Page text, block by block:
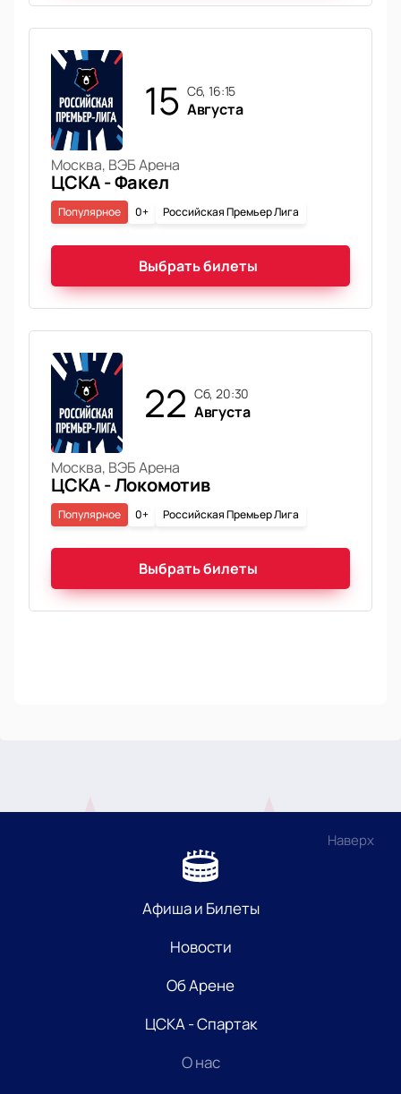
15 сб, 16:15
Августа
Москва, ВЭБ Арена
ЦСКА - Факел
0+ Российская Премьер Лига
Популярное
Выбрать билеты
22 сб, 20:30
Августа
Москва, ВЭБ Арена
ЦСКА - Локомотив
0+ Российская Премьер Лига
Популярное
Выбрать билеты
Наверх
Афиша и Билеты
Новости
Об Арене
ЦСКА - Спартак
О нас